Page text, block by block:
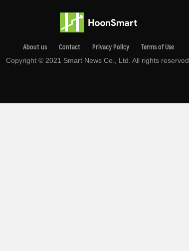
About us Contact Privacy Pollcy Terms of Use
Copyright © 2021 Smart News Co., Ltd. All rights reserved.